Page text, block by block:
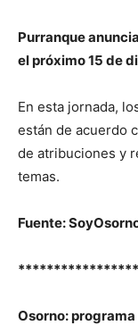
Purranque
el próximo 15 de
En esta jornada,
están de acuerdo
de atribuciones y
temas.
Fuente:
Osorno: